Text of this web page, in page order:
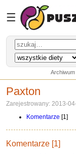
☰
Paxton
Zarejestrowany: 2013-
Komentarze [1]
Komentarze [1]